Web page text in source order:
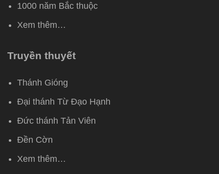
1000 năm Bắc thuộc
Xem thêm…
Truyền thuyết
Thánh Gióng
Đại thánh Từ Đạo Hạnh
Đức thánh Tản Viên
Đền Cờn
Xem thêm…